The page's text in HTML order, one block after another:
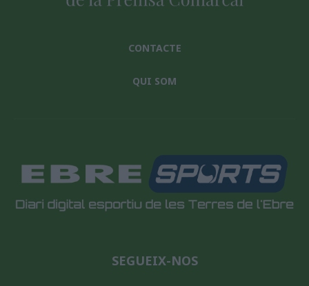
CONTACTE
QUI SOM
SEGUEIX-NOS